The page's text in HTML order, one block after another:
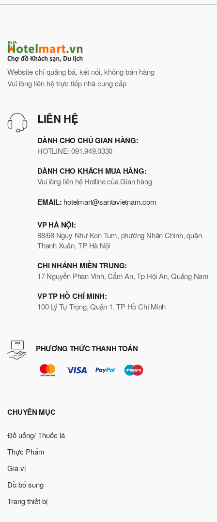
Website chỉ quảng bá, kết nối, không bán hàng
Vui lòng liên hệ trực tiếp nhà cung cấp
LIÊN HỆ
DÀNH CHO CHỦ GIAN HÀNG:
HOTLINE: 091.949.0330
DÀNH CHO KHÁCH MUA HÀNG:
Vui lòng liên hệ Hotline của Gian hàng
EMAIL: hotelmart@santavietnam.com
VP HÀ NỘI:
88/68 Ngụy Như Kon Tum, phường Nhân Chính, quận
Thanh Xuân, TP Hà Nội
CHI NHÁNH MIỀN TRUNG:
17 Nguyễn Phan Vinh, Cẩm An, Tp Hội An, Quảng Nam
VP TP HỒ CHÍ MINH:
100 Lý Tự Trọng, Quận 1, TP Hồ Chí Minh
PHƯƠNG THỨC THANH TOÁN
CHUYÊN MỤC
Đồ uống/ Thuốc lá
Thực Phẩm
Gia vị
Đồ bổ sung
Trang thiết bị